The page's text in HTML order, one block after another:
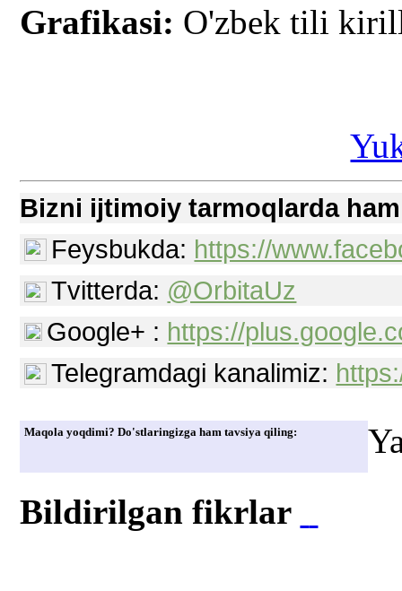
Grafikasi: O'zbek tili
Bizni ijtimoiy tarmoqlarda
Feysbukda: https://
Tvitterda: @OrbitaUz
Google+ : https://
Telegramdagi kanalimiz:
Maqola yoqdimi? Do'stlaringizga ham tavsiya qiling:
Bildirilgan fikrlar